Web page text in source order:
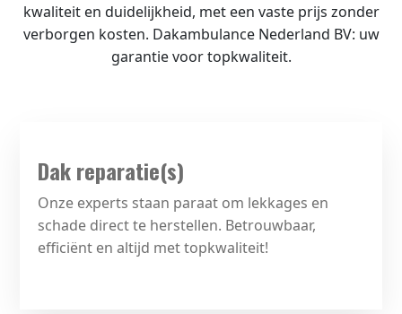
kwaliteit en duidelijkheid, met een vaste prijs zonder
verborgen kosten. Dakambulance Nederland BV: uw
garantie voor topkwaliteit.
Dak reparatie(s)
Onze experts staan paraat om lekkages en
schade direct te herstellen. Betrouwbaar,
efficiënt en altijd met topkwaliteit!